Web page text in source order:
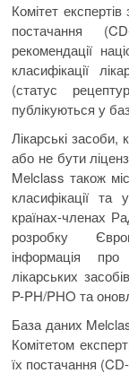
Комітет
постачання
рекомендації
класифікації
(статус
публікуються у
Лікарські
або не бути
Melclass також
класифікації та
країнах-членах
розробку
інформація
лікарських
P-PH/PHO та
База даних
Комітетом
їх постачання